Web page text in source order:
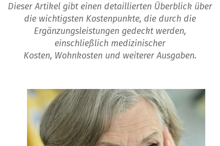
Dieser Artikel gibt einen detaillierten Überblick über
die wichtigsten Kostenpunkte, die durch die
Ergänzungsleistungen gedeckt werden,
einschließlich medizinischer
Kosten, Wohnkosten und weiterer Ausgaben.